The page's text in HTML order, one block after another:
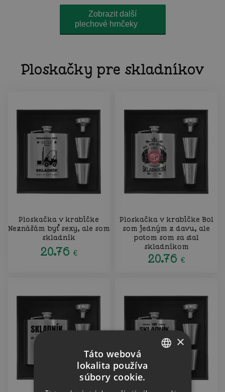
Zobrazit další
plechové hrnčeky
Ploskačky pre skladníkov
Ploskačka v krabičke
Neznášám byť sexy, ale som
skladník
20.76 €
Ploskačka v krabičke Bol
som jedným z davu, ale
potom som sa stal
skladníkom
20.76 €
×
Táto webová
lokalita používa
súbory cookie.